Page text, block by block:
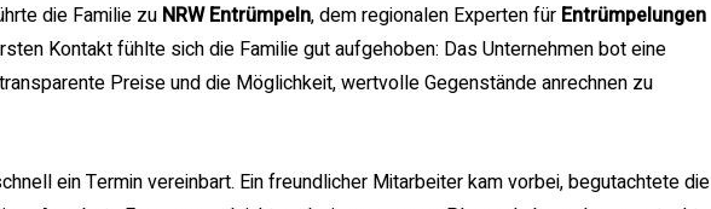
die Familie zu NRW Entrümpeln, dem regionalen Experten für Entrümpelungen
Kontakt fühlte sich die Familie gut aufgehoben: Das Unternehmen bot eine
Preise und die Möglichkeit, wertvolle Gegenstände anrechnen zu
ein Termin vereinbart. Ein freundlicher Mitarbeiter kam vorbei, begutachtete die